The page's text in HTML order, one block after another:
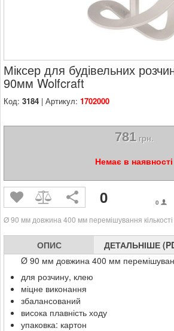
Міксер для будівельних
90мм Wolfcraft
Код: 3184 | Артикул: 1702000
781грн.
Немає в наявності
0 0
Ø 90 мм довжина 400 мм перемішування кількості
ОПИС
ДЕТАЛЬНІШЕ
Ø 90 мм довжина 400 мм
для розчину, клею
міцне виконання
збалансований
висока плавність ходу
упаковка: картон